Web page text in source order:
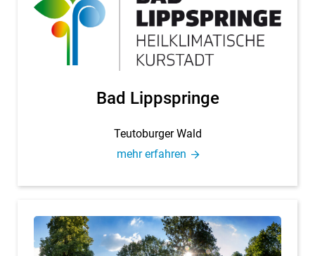
Bad Lipp­sprin­ge
Teu­to­bur­ger Wald
mehr er­fah­ren